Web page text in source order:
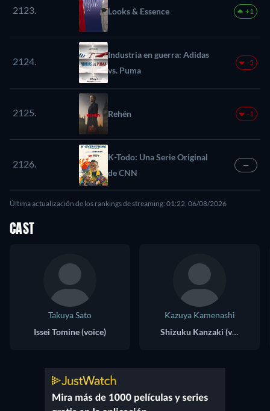
2123. Looks & Essence +1
2124.
Industria en guerra: Adidas
vs. Puma
-5
2125. Rehén -1
2126.
K-Todo: Una Serie Original
de CNN
—
Última actualización de los rankings de streaming: 01:22, 06/08/2026
CAST
Takuya Sato
Issei Tomine (voice)
Kazuya Kamenashi
Shizuku Kanzaki (voice)